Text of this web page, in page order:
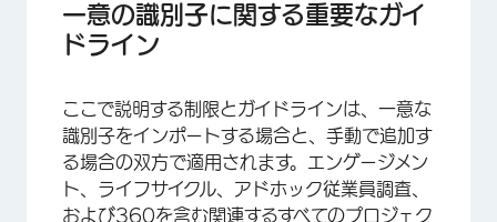
一意の識別子に関する重要なガイ
ドライン
ここで説明する制限とガイドラインは、一意な
識別子をインポートする場合と、手動で追加す
る場合の双方で適用されます。エンゲージメン
ト、ライフサイクル、アドホック従業員調査、
および360を含む関連するすべてのプロジェク